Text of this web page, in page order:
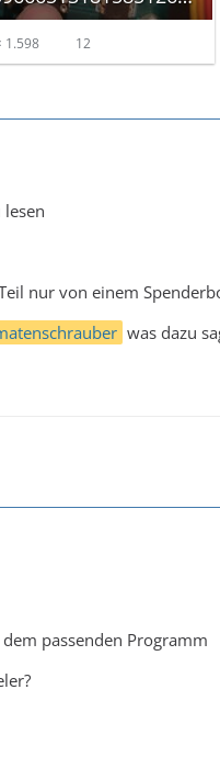
1.598 12
nur von einem
was dazu
passenden Programm